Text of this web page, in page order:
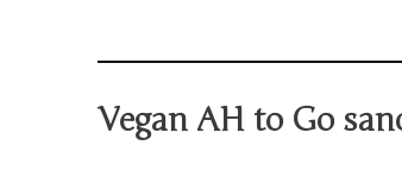
Vegan AH to Go